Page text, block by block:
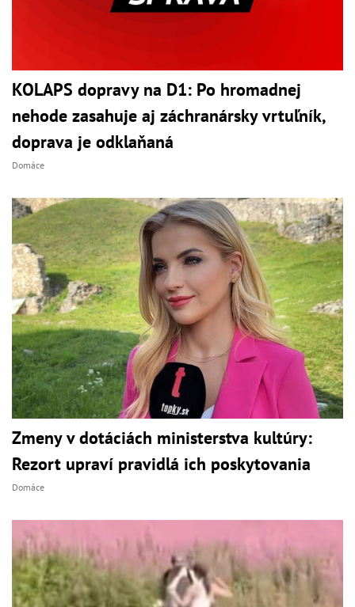
KOLAPS dopravy na D1: Po hromadnej
nehode zasahuje aj záchranársky vrtuľník,
doprava je odklaňaná
Domáce
Zmeny v dotáciách ministerstva kultúry:
Rezort upraví pravidlá ich poskytovania
Domáce